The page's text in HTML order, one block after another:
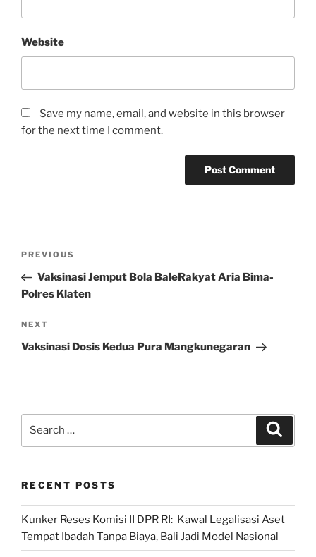
Website
Save my name, email, and website in this browser
for the next time I comment.
Previous
Post
PREVIOUS
Vaksinasi Jemput Bola BaleRakyat Aria Bima-
Polres Klaten
Next
Post
NEXT
Vaksinasi Dosis Kedua Pura Mangkunegaran
RECENT POSTS
Kunker Reses Komisi II DPR RI: Kawal Legalisasi Aset
Tempat Ibadah Tanpa Biaya, Bali Jadi Model Nasional